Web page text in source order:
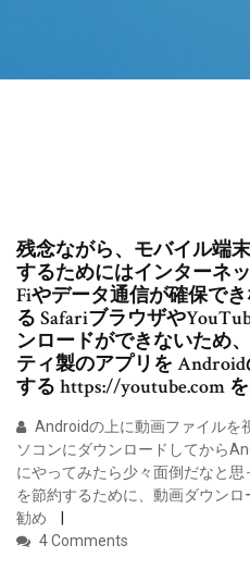
残念ながら、モバイル端
するためにはインターネ
Fiやデータ通信が確保で
る Safariブラウザや
ンロードができないため
ティ製のアプリを
する https://youtube.com を
Androidの上に動画ファイルを
ソコンにダウンロードしてから
にやってみたら少々面倒だなと
を節約するために、動画ダウン
勧め
4 Comments